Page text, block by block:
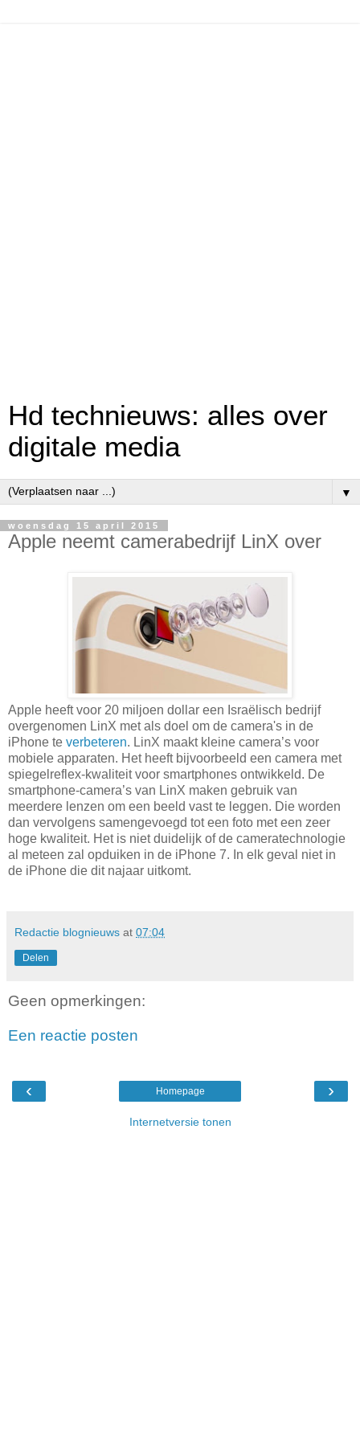
Hd technieuws: alles over
digitale media
▼
woensdag 15 april 2015
Apple neemt camerabedrijf LinX over
Apple heeft voor 20 miljoen dollar een Israëlisch bedrijf
overgenomen LinX met als doel om de camera's in de
iPhone te verbeteren. LinX maakt kleine camera’s voor
mobiele apparaten. Het heeft bijvoorbeeld een camera met
spiegelreflex-kwaliteit voor smartphones ontwikkeld. De
smartphone-camera’s van LinX maken gebruik van
meerdere lenzen om een beeld vast te leggen. Die worden
dan vervolgens samengevoegd tot een foto met een zeer
hoge kwaliteit. Het is niet duidelijk of de cameratechnologie
al meteen zal opduiken in de iPhone 7. In elk geval niet in
de iPhone die dit najaar uitkomt.
Redactie blognieuws at 07:04
Delen
Geen opmerkingen:
Een reactie posten
‹ ›
Homepage
Internetversie tonen